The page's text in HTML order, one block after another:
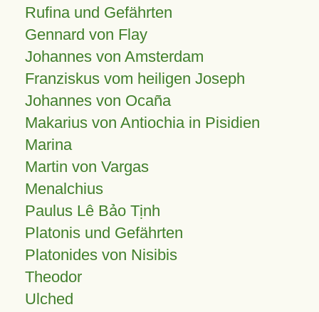
Rufina und Gefährten
Gennard von Flay
Johannes von Amsterdam
Franziskus vom heiligen Joseph
Johannes von Ocaña
Makarius von Antiochia in Pisidien
Marina
Martin von Vargas
Menalchius
Paulus Lê Bảo Tịnh
Platonis und Gefährten
Platonides von Nisibis
Theodor
Ulched